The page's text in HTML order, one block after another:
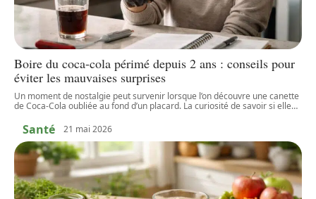
Boire du coca-cola périmé depuis 2 ans : conseils pour
éviter les mauvaises surprises
Un moment de nostalgie peut survenir lorsque l’on découvre une canette
de Coca-Cola oubliée au fond d’un placard. La curiosité de savoir si elle…
Santé 21 mai 2026